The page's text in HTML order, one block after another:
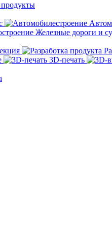
Железные дороги и
3D-печать